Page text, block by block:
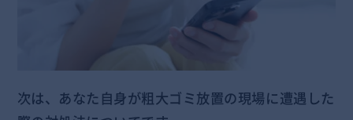
次は、あなた自身が粗大ゴミ放置の現場に遭遇した